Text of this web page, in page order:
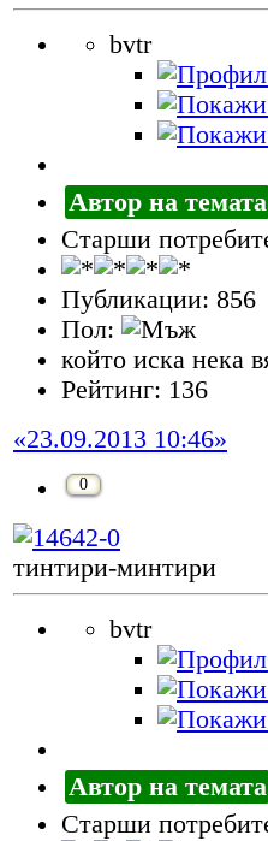
bvtr
Автор на темата
Старши
Публикации: 856
Пол:
който иска нека
Рейтинг: 136
«23.09.2013 10:46»
0
тинтири-минтири
bvtr
Автор на темата
Старши